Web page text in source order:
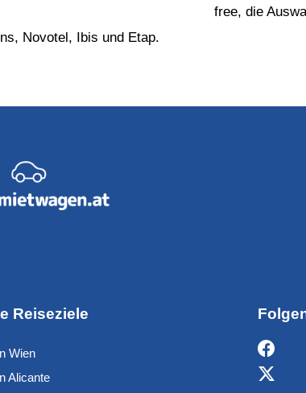
free, die
Novotel, Ibis und Etap.
Reiseziele
Wien
Alicante